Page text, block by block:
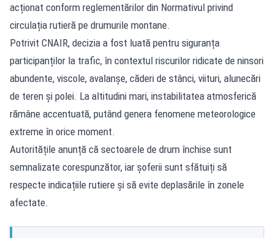
acționat conform reglementărilor din Normativul privind
circulația rutieră pe drumurile montane.
Potrivit CNAIR, decizia a fost luată pentru siguranța
participanților la trafic, în contextul riscurilor ridicate de ninsori
abundente, viscole, avalanșe, căderi de stânci, viituri, alunecări
de teren și polei. La altitudini mari, instabilitatea atmosferică
rămâne accentuată, putând genera fenomene meteorologice
extreme în orice moment.
Autoritățile anunță că sectoarele de drum închise sunt
semnalizate corespunzător, iar șoferii sunt sfătuiți să
respecte indicațiile rutiere și să evite deplasările în zonele
afectate.